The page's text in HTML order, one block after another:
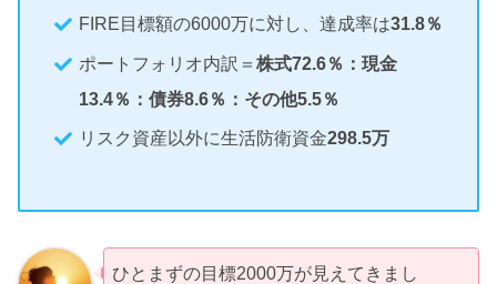
FIRE目標額の6000万に対し、達成率は31.8％
ポートフォリオ内訳＝株式72.6％：現金
13.4％：債券8.6％：その他5.5％
リスク資産以外に生活防衛資金298.5万
ひとまずの目標2000万が見えてきまし